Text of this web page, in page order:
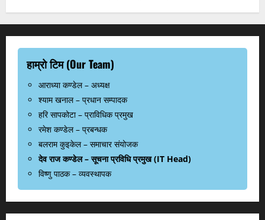
हाम्रो टिम (Our Team)
आराध्या कण्डेल – अध्यक्ष
श्याम खनाल – प्रधान सम्पादक
हरि सापकोटा – प्राविधिक प्रमुख
रमेश कण्डेल – प्रबन्धक
बलराम कुइकेल – समाचार संयोजक
देव राज कण्डेल – सूचना प्रविधि प्रमुख (IT Head)
विष्णु पाठक – व्यवस्थापक